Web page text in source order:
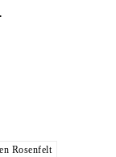
Rosenfelt